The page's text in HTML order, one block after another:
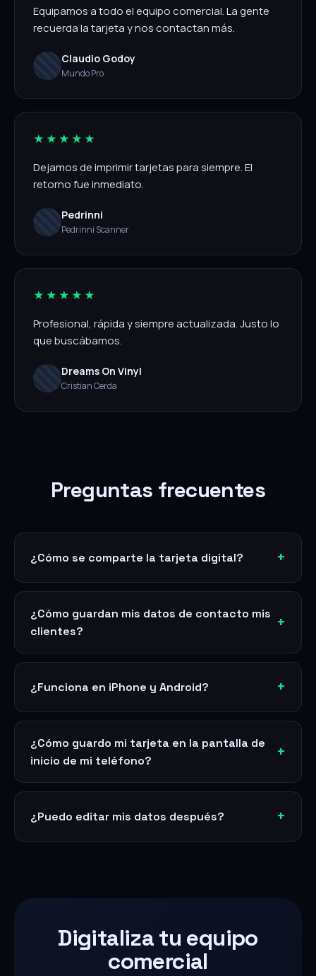
Equipamos a todo el equipo comercial. La gente
recuerda la tarjeta y nos contactan más.
Claudio Godoy
Mundo Pro
★★★★★
Dejamos de imprimir tarjetas para siempre. El
retorno fue inmediato.
Pedrinni
Pedrinni Scanner
★★★★★
Profesional, rápida y siempre actualizada. Justo lo
que buscábamos.
Dreams On Vinyl
Cristian Cerda
Preguntas frecuentes
¿Cómo se comparte la tarjeta digital?
¿Cómo guardan mis datos de contacto mis
clientes?
¿Funciona en iPhone y Android?
¿Cómo guardo mi tarjeta en la pantalla de
inicio de mi teléfono?
¿Puedo editar mis datos después?
Digitaliza tu equipo
comercial